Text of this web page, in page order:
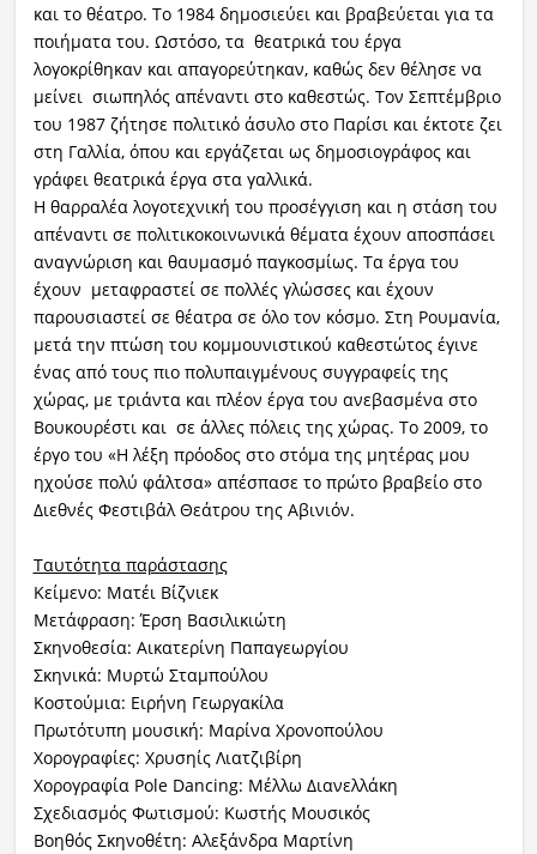
και το θέατρο. Το 1984 δημοσιεύει και βραβεύεται για τα
ποιήματα του. Ωστόσο, τα θεατρικά του έργα
λογοκρίθηκαν και απαγορεύτηκαν, καθώς δεν θέλησε να
μείνει σιωπηλός απέναντι στο καθεστώς. Τον Σεπτέμβριο
του 1987 ζήτησε πολιτικό άσυλο στο Παρίσι και έκτοτε ζει
στη Γαλλία, όπου και εργάζεται ως δημοσιογράφος και
γράφει θεατρικά έργα στα γαλλικά.
Η θαρραλέα λογοτεχνική του προσέγγιση και η στάση του
απέναντι σε πολιτικοκοινωνικά θέματα έχουν αποσπάσει
αναγνώριση και θαυμασμό παγκοσμίως. Τα έργα του
έχουν μεταφραστεί σε πολλές γλώσσες και έχουν
παρουσιαστεί σε θέατρα σε όλο τον κόσμο. Στη Ρουμανία,
μετά την πτώση του κομμουνιστικού καθεστώτος έγινε
ένας από τους πιο πολυπαιγμένους συγγραφείς της
χώρας, με τριάντα και πλέον έργα του ανεβασμένα στο
Βουκουρέστι και σε άλλες πόλεις της χώρας. Το 2009, το
έργο του «Η λέξη πρόοδος στο στόμα της μητέρας μου
ηχούσε πολύ φάλτσα» απέσπασε το πρώτο βραβείο στο
Διεθνές Φεστιβάλ Θεάτρου της Αβινιόν.
Ταυτότητα παράστασης
Κείμενο: Ματέι Βίζνιεκ
Μετάφραση: Έρση Βασιλικιώτη
Σκηνοθεσία: Αικατερίνη Παπαγεωργίου
Σκηνικά: Μυρτώ Σταμπούλου
Κοστούμια: Ειρήνη Γεωργακίλα
Πρωτότυπη μουσική: Μαρίνα Χρονοπούλου
Χορογραφίες: Χρυσηίς Λιατζιβίρη
Χορογραφία Pole Dancing: Μέλλω Διανελλάκη
Σχεδιασμός Φωτισμού: Κωστής Μουσικός
Βοηθός Σκηνοθέτη: Αλεξάνδρα Μαρτίνη